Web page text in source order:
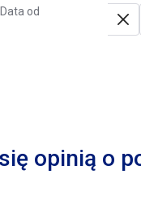
Data od
opinią o